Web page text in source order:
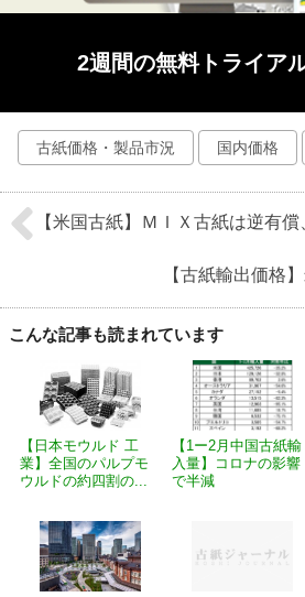
2週間の無料トライア
古紙価格・製品市況 国内価格
【米国古紙】ＭＩＸ古紙は逆有償
【古紙輸出価格
こんな記事も読まれています
【日本モウルド 工
業】全国のパルプモ
ウルドの約四割の...
【1ー2月中国古紙輸
入量】コロナの影響
で半減